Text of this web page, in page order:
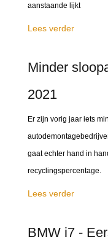
aanstaande lijkt
Lees verder
Minder
2021
Er zijn vorig jaar iets
gaat echter hand in
recyclingspercentage.
Lees verder
BMW i7 -